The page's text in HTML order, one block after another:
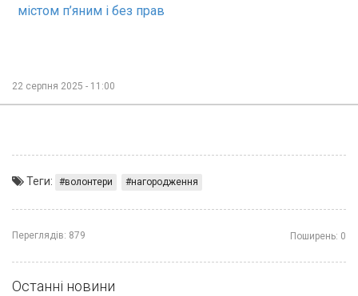
містом п’яним і без прав
22 серпня 2025 - 11:00
Теги: волонтери нагородження
Переглядів: 879 Поширень: 0
Останні новини